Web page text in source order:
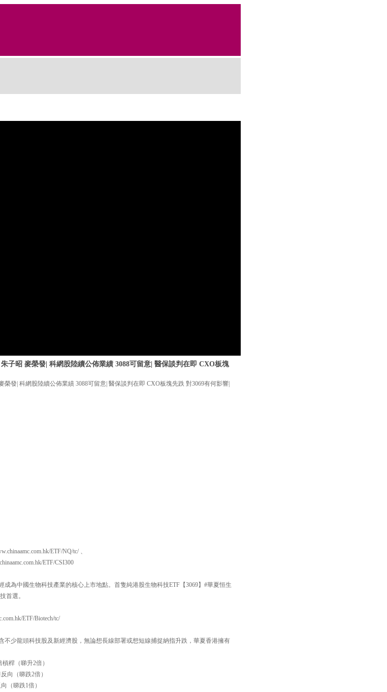
子昭 麥榮發| 科網股陸續公佈業績 3088可留意| 醫保談判在即 CXO板塊
榮發| 科網股陸續公佈業績 3088可留意| 醫保談判在即 CXO板塊先跌 對3069有何影響|
ETF/NQ/tc/ 、
ETF/CSI300
為中國生物科技產業的核心上市地點。首隻純港股生物科技ETF【3069】#華夏恒生
首選。
ETF/Biotech/tc/
不少龍頭科技股及新經濟股，無論想長線部署或想短線捕捉納指升跌，華夏香港擁有
桿（睇升2倍）
向（睇跌2倍）
（睇跌1倍）